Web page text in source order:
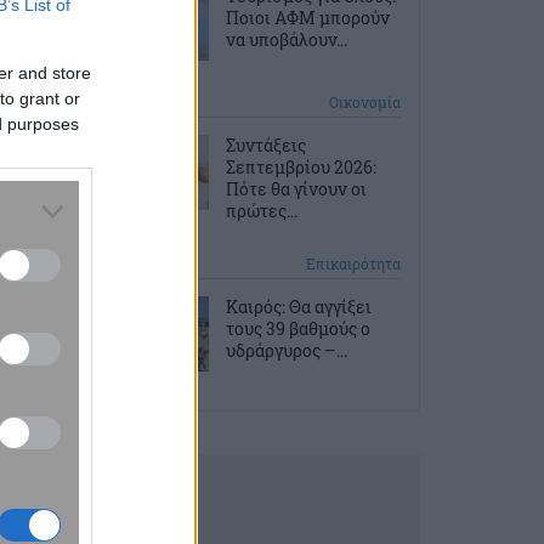
List of
and store
grant or
purposes
Ποιοι ΑΦΜ μπορούν
να υποβάλουν...
2 ώρες πριν Οικονομία
Συντάξεις
Σεπτεμβρίου 2026:
Πότε θα γίνουν οι
πρώτες...
Επικαιρότητα
Καιρός: Θα αγγίξει
τους 39 βαθμούς ο
υδράργυρος –...